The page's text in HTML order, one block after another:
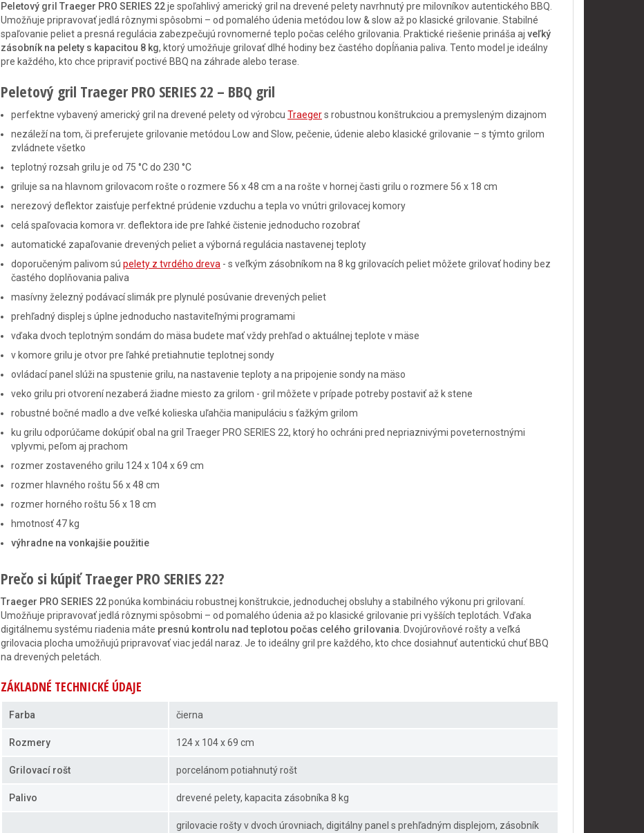
Peletový gril Traeger PRO SERIES 22je spoľahlivý americký gril na drevené pelety navrhnutý pre milovníkov autentického BBQ.
Umožňuje pripravovať jedlá rôznymi spôsobmi – od pomalého údenia metódou low & slow až po klasické grilovanie. Stabilné
spaľovanie peliet a presná regulácia zabezpečujú rovnomerné teplo počas celého grilovania. Praktické riešenie prináša aj veľký
zásobník na pelety s kapacitou 8 kg, ktorý umožňuje grilovať dlhé hodiny bez častého dopĺňania paliva. Tento model je ideálny
pre každého, kto chce pripraviť poctivé BBQ na záhrade alebo terase.
Peletový gril Traeger PRO SERIES 22 – BBQ gril
perfektne vybavený americký gril na drevené pelety od výrobcu Traegers robustnou konštrukciou a premysleným dizajnom
nezáleží na tom, či preferujete grilovanie metódou Low and Slow, pečenie, údenie alebo klasické grilovanie – s týmto grilom
zvládnete všetko
teplotný rozsah grilu je od 75 °C do 230 °C
griluje sa na hlavnom grilovacom rošte o rozmere 56 x 48 cm a na rošte v hornej časti grilu o rozmere 56 x 18 cm
nerezový deflektor zaisťuje perfektné prúdenie vzduchu a tepla vo vnútri grilovacej komory
celá spaľovacia komora vr. deflektora ide pre ľahké čistenie jednoducho rozobrať
automatické zapaľovanie drevených peliet a výborná regulácia nastavenej teploty
doporučeným palivom sú pelety z tvrdého dreva - s veľkým zásobníkom na 8 kg grilovacích peliet môžete grilovať hodiny bez
častého doplňovania paliva
masívny železný podávací slimák pre plynulé posúvanie drevených peliet
prehľadný displej s úplne jednoducho nastaviteľnými programami
vďaka dvoch teplotným sondám do mäsa budete mať vždy prehľad o aktuálnej teplote v mäse
v komore grilu je otvor pre ľahké pretiahnutie teplotnej sondy
ovládací panel slúži na spustenie grilu, na nastavenie teploty a na pripojenie sondy na mäso
veko grilu pri otvorení nezaberá žiadne miesto za grilom - gril môžete v prípade potreby postaviť až k stene
robustné bočné madlo a dve veľké kolieska uľahčia manipuláciu s ťažkým grilom
ku grilu odporúčame dokúpiť obal na gril Traeger PRO SERIES 22, ktorý ho ochráni pred nepriaznivými poveternostnými
vplyvmi, peľom aj prachom
rozmer zostaveného grilu 124 x 104 x 69 cm
rozmer hlavného roštu 56 x 48 cm
rozmer horného roštu 56 x 18 cm
hmotnosť 47 kg
výhradne na vonkajšie použitie
Prečo si kúpiť Traeger PRO SERIES 22?
Traeger PRO SERIES 22ponúka kombináciu robustnej konštrukcie, jednoduchej obsluhy a stabilného výkonu pri grilovaní.
Umožňuje pripravovať jedlá rôznymi spôsobmi – od pomalého údenia až po klasické grilovanie pri vyšších teplotách. Vďaka
digitálnemu systému riadenia máte presnú kontrolu nad teplotou počas celého grilovania . Dvojúrovňové rošty a veľká
grilovacia plocha umožňujú pripravovať viac jedál naraz. Je to ideálny gril pre každého, kto chce dosiahnuť autentickú chuť BBQ
na drevených peletách.
ZÁKLADNÉ TECHNICKÉ ÚDAJE
Farba čierna
Rozmery 124 x 104 x 69 cm
Grilovací rošt porcelánom potiahnutý rošt
Palivo drevené pelety, kapacita zásobníka 8 kg
grilovacie rošty v dvoch úrovniach, digitálny panel s prehľadným displejom, zásobník